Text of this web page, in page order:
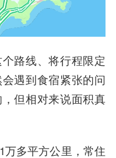
路线、将行程限定
遇到食宿紧张的问
但相对来说面积真
多平方公里，常住